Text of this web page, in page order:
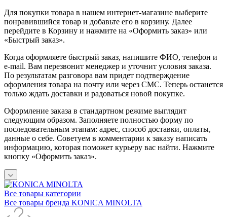
Для покупки товара в нашем интернет-магазине выберите
понравившийся товар и добавьте его в корзину. Далее
перейдите в Корзину и нажмите на «Оформить заказ» или
«Быстрый заказ».
Когда оформляете быстрый заказ, напишите ФИО, телефон и
e-mail. Вам перезвонит менеджер и уточнит условия заказа.
По результатам разговора вам придет подтверждение
оформления товара на почту или через СМС. Теперь останется
только ждать доставки и радоваться новой покупке.
Оформление заказа в стандартном режиме выглядит
следующим образом. Заполняете полностью форму по
последовательным этапам: адрес, способ доставки, оплаты,
данные о себе. Советуем в комментарии к заказу написать
информацию, которая поможет курьеру вас найти. Нажмите
кнопку «Оформить заказ».
Все товары категории
Все товары бренда KONICA MINOLTA